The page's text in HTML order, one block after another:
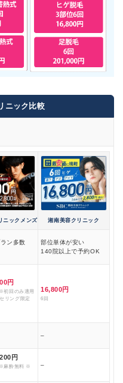
ニック比較
ニックメンズ 湘南美容クリニック
ン多数
部位単体が安い
140院以上で予約OK
円
初回のみ適用
リング限定
16,800円
6回
–
円
麻酔無料 ※
–